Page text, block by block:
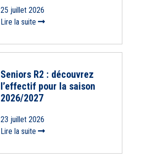
25 juillet 2026
Lire la suite
Seniors R2 : découvrez
l’effectif pour la saison
2026/2027
23 juillet 2026
Lire la suite